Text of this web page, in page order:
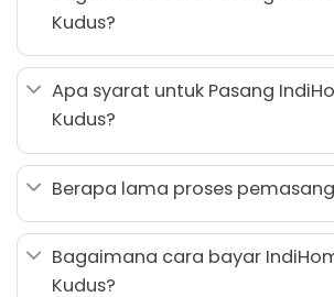
Kudus?
Apa syarat untuk Pasang
Kudus?
Berapa lama proses
Bagaimana cara bayar
Kudus?